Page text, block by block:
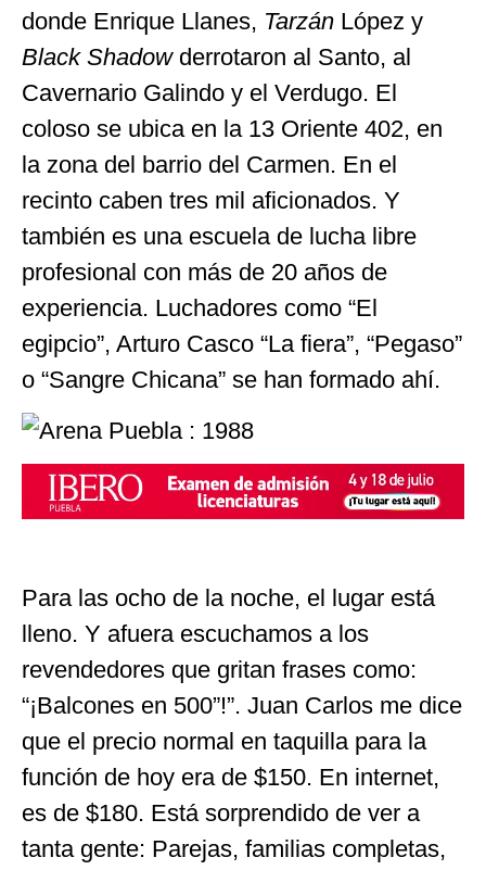
donde Enrique Llanes, Tarzán López y
Black Shadow derrotaron al Santo, al
Cavernario Galindo y el Verdugo. El
coloso se ubica en la 13 Oriente 402, en
la zona del barrio del Carmen. En el
recinto caben tres mil aficionados. Y
también es una escuela de lucha libre
profesional con más de 20 años de
experiencia. Luchadores como “El
egipcio”, Arturo Casco “La fiera”, “Pegaso”
o “Sangre Chicana” se han formado ahí.
Para las ocho de la noche, el lugar está
lleno. Y afuera escuchamos a los
revendedores que gritan frases como:
“¡Balcones en 500”!”. Juan Carlos me dice
que el precio normal en taquilla para la
función de hoy era de $150. En internet,
es de $180. Está sorprendido de ver a
tanta gente: Parejas, familias completas,